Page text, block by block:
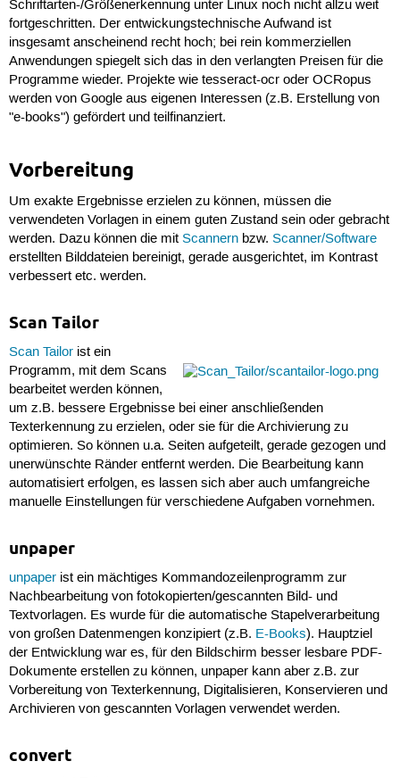
Schriftarten-/Größenerkennung unter Linux noch nicht allzu weit
fortgeschritten. Der entwickungstechnische Aufwand ist
insgesamt anscheinend recht hoch; bei rein kommerziellen
Anwendungen spiegelt sich das in den verlangten Preisen für die
Programme wieder. Projekte wie tesseract-ocr oder OCRopus
werden von Google aus eigenen Interessen (z.B. Erstellung von
"e-books") gefördert und teilfinanziert.
Vorbereitung
Um exakte Ergebnisse erzielen zu können, müssen die
verwendeten Vorlagen in einem guten Zustand sein oder gebracht
werden. Dazu können die mit Scannernbzw. Scanner/Software
erstellten Bilddateien bereinigt, gerade ausgerichtet, im Kontrast
verbessert etc. werden.
Scan Tailor
Scan Tailorist ein
Programm, mit dem Scans
bearbeitet werden können,
um z.B. bessere Ergebnisse bei einer anschließenden
Texterkennung zu erzielen, oder sie für die Archivierung zu
optimieren. So können u.a. Seiten aufgeteilt, gerade gezogen und
unerwünschte Ränder entfernt werden. Die Bearbeitung kann
automatisiert erfolgen, es lassen sich aber auch umfangreiche
manuelle Einstellungen für verschiedene Aufgaben vornehmen.
unpaper
unpaperist ein mächtiges Kommandozeilenprogramm zur
Nachbearbeitung von fotokopierten/gescannten Bild- und
Textvorlagen. Es wurde für die automatische Stapelverarbeitung
von großen Datenmengen konzipiert (z.B. E-Books). Hauptziel
der Entwicklung war es, für den Bildschirm besser lesbare PDF-
Dokumente erstellen zu können, unpaper kann aber z.B. zur
Vorbereitung von Texterkennung, Digitalisieren, Konservieren und
Archivieren von gescannten Vorlagen verwendet werden.
convert